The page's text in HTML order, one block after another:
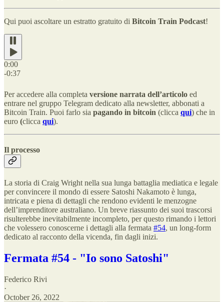
Qui puoi ascoltare un estratto gratuito di Bitcoin Train Podcast!
0:00
-0:37
Per accedere alla completa versione narrata dell’articolo ed
entrare nel gruppo Telegram dedicato alla newsletter, abbonati a
Bitcoin Train. Puoi farlo sia pagando in bitcoin (clicca qui) che in
euro (clicca qui).
Il processo
La storia di Craig Wright nella sua lunga battaglia mediatica e legale
per convincere il mondo di essere Satoshi Nakamoto è lunga,
intricata e piena di dettagli che rendono evidenti le menzogne
dell’imprenditore australiano. Un breve riassunto dei suoi trascorsi
risulterebbe inevitabilmente incompleto, per questo rimando i lettori
che volessero conoscerne i dettagli alla fermata #54, un long-form
dedicato al racconto della vicenda, fin dagli inizi.
Fermata #54 - "Io sono Satoshi"
Federico Rivi
·
October 26, 2022